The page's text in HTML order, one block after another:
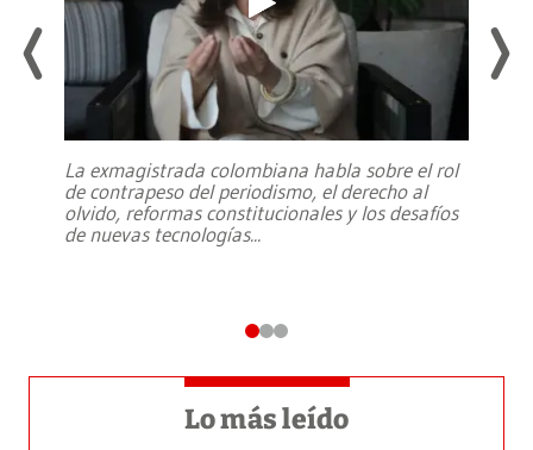
La exmagistrada colombiana habla sobre el rol
de contrapeso del periodismo, el derecho al
olvido, reformas constitucionales y los desafíos
de nuevas tecnologías...
Lo más leído